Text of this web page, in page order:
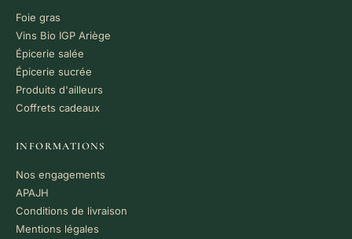
Foie gras
Vins Bio IGP Ariège
Épicerie salée
Épicerie sucrée
Produits d'ailleurs
Coffrets cadeaux
INFORMATIONS
Nos engagements
APAJH
Conditions de livraison
Mentions légales